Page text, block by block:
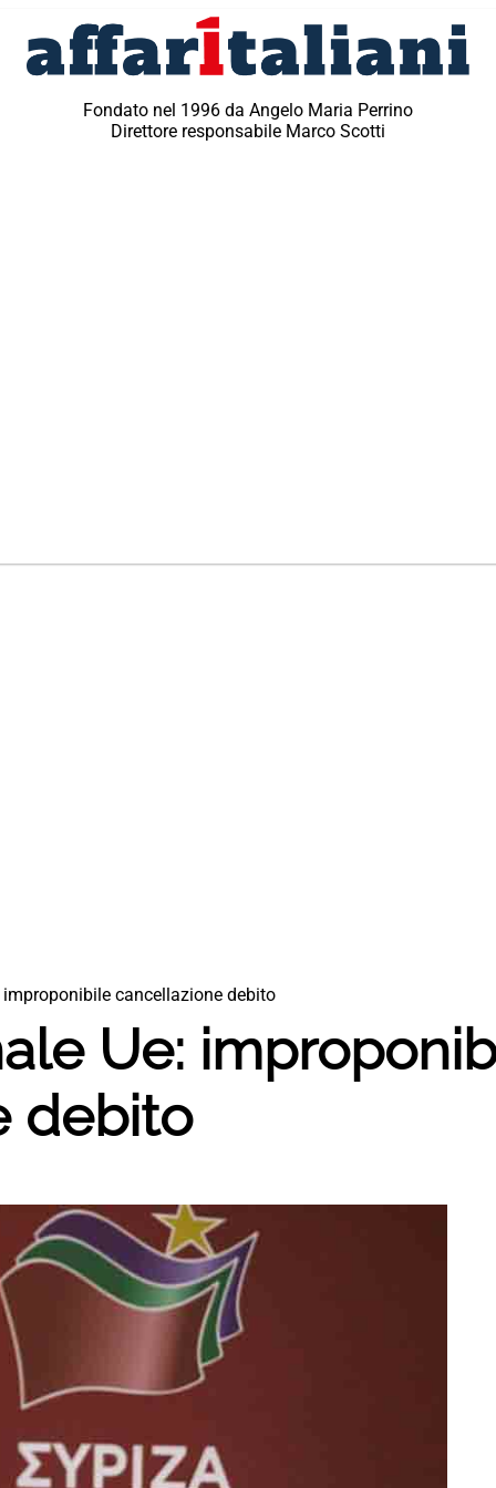
Fondato nel 1996 da Angelo Maria Perrino
Direttore responsabile Marco Scotti
improponibile cancellazione debito
Ue:
debito